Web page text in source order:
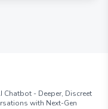
Chatbot - Deeper, Discreet
with Next-Gen